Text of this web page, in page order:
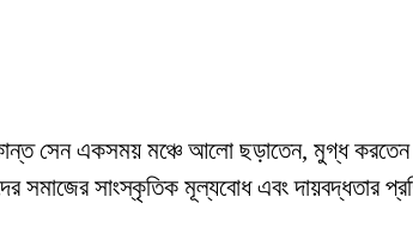
কান্ত সেন একসময় মঞ্চে আলো ছড়াতেন, মুগ্ধ
সমাজের সাংস্কৃতিক মূল্যবোধ এবং দায়বদ্ধতার